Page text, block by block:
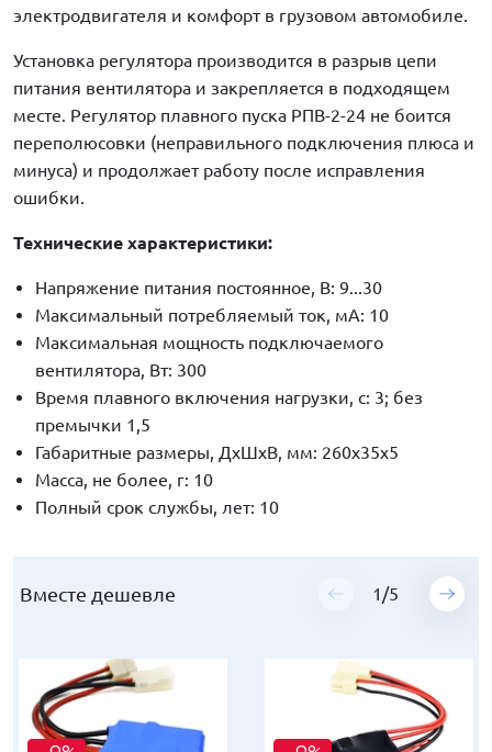
электродвигателя и комфорт в грузовом автомобиле.
Установка регулятора производится в разрыв цепи
питания вентилятора и закрепляется в подходящем
месте. Регулятор плавного пуска РПВ-2-24 не боится
переполюсовки (неправильного подключения плюса и
минуса) и продолжает работу после исправления
ошибки.
Технические характеристики:
Напряжение питания постоянное, В: 9...30
Максимальный потребляемый ток, мА: 10
Максимальная мощность подключаемого
вентилятора, Вт: 300
Время плавного включения нагрузки, с: 3; без
премычки 1,5
Габаритные размеры, ДхШхВ, мм: 260х35х5
Масса, не более, г: 10
Полный срок службы, лет: 10
Вместе дешевле 1 /5
Вместе дешевле 1 /5
Вместе дешевле 1 /5
Вместе дешевле 1 /5
Вместе дешевле 1 /5